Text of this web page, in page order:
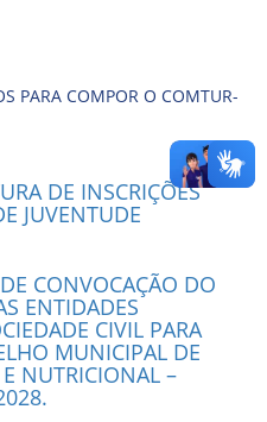
PARA COMPOR O COMTUR-
DE INSCRIÇÕES
JUVENTUDE
CONVOCAÇÃO DO
ENTIDADES
CIVIL PARA
MUNICIPAL DE
NUTRICIONAL –